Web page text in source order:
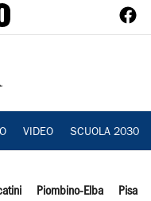
VIDEO SCUOLA 2030
Piombino-Elba Pisa